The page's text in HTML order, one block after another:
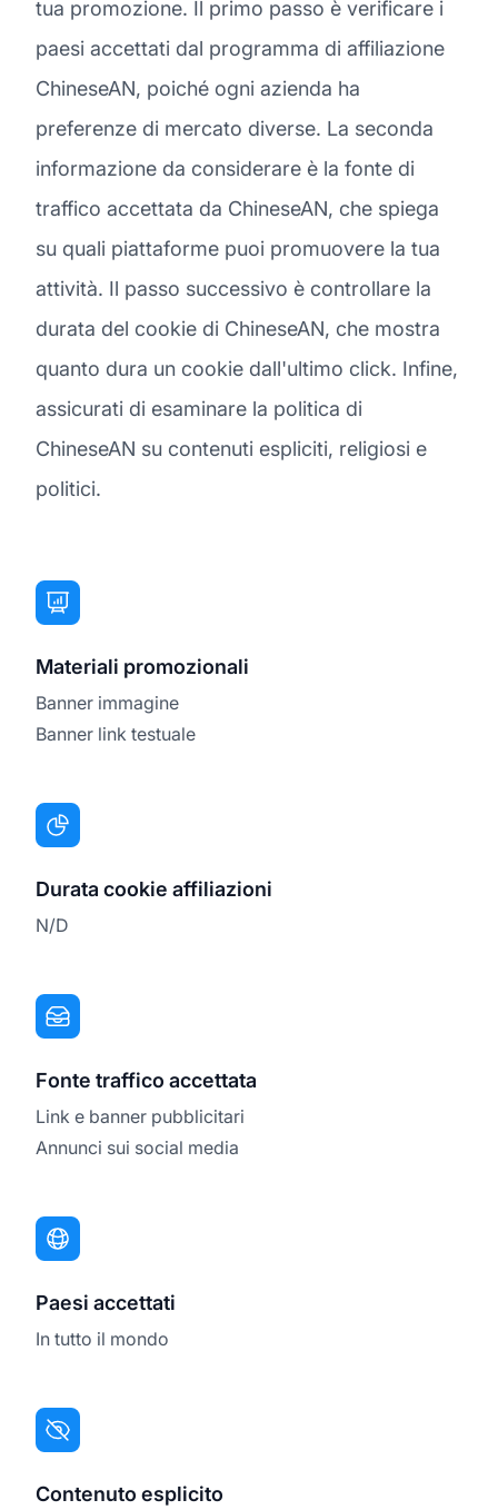
tua promozione. Il primo passo è verificare i
paesi accettati dal programma di affiliazione
ChineseAN, poiché ogni azienda ha
preferenze di mercato diverse. La seconda
informazione da considerare è la fonte di
traffico accettata da ChineseAN, che spiega
su quali piattaforme puoi promuovere la tua
attività. Il passo successivo è controllare la
durata del cookie di ChineseAN, che mostra
quanto dura un cookie dall'ultimo click. Infine,
assicurati di esaminare la politica di
ChineseAN su contenuti espliciti, religiosi e
politici.
Materiali promozionali
Banner immagine
Banner link testuale
Durata cookie affiliazioni
N/D
Fonte traffico accettata
Link e banner pubblicitari
Annunci sui social media
Paesi accettati
In tutto il mondo
Contenuto esplicito